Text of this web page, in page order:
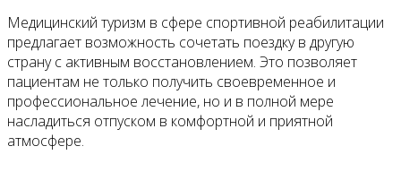
Медицинский туризм в сфере спортивной реабилитации
предлагает возможность сочетать поездку в другую
страну с активным восстановлением. Это позволяет
пациентам не только получить своевременное и
профессиональное лечение, но и в полной мере
насладиться отпуском в комфортной и приятной
атмосфере.